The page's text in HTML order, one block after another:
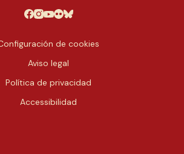
de cookies
Aviso legal
Política de privacidad
Accessibilidad